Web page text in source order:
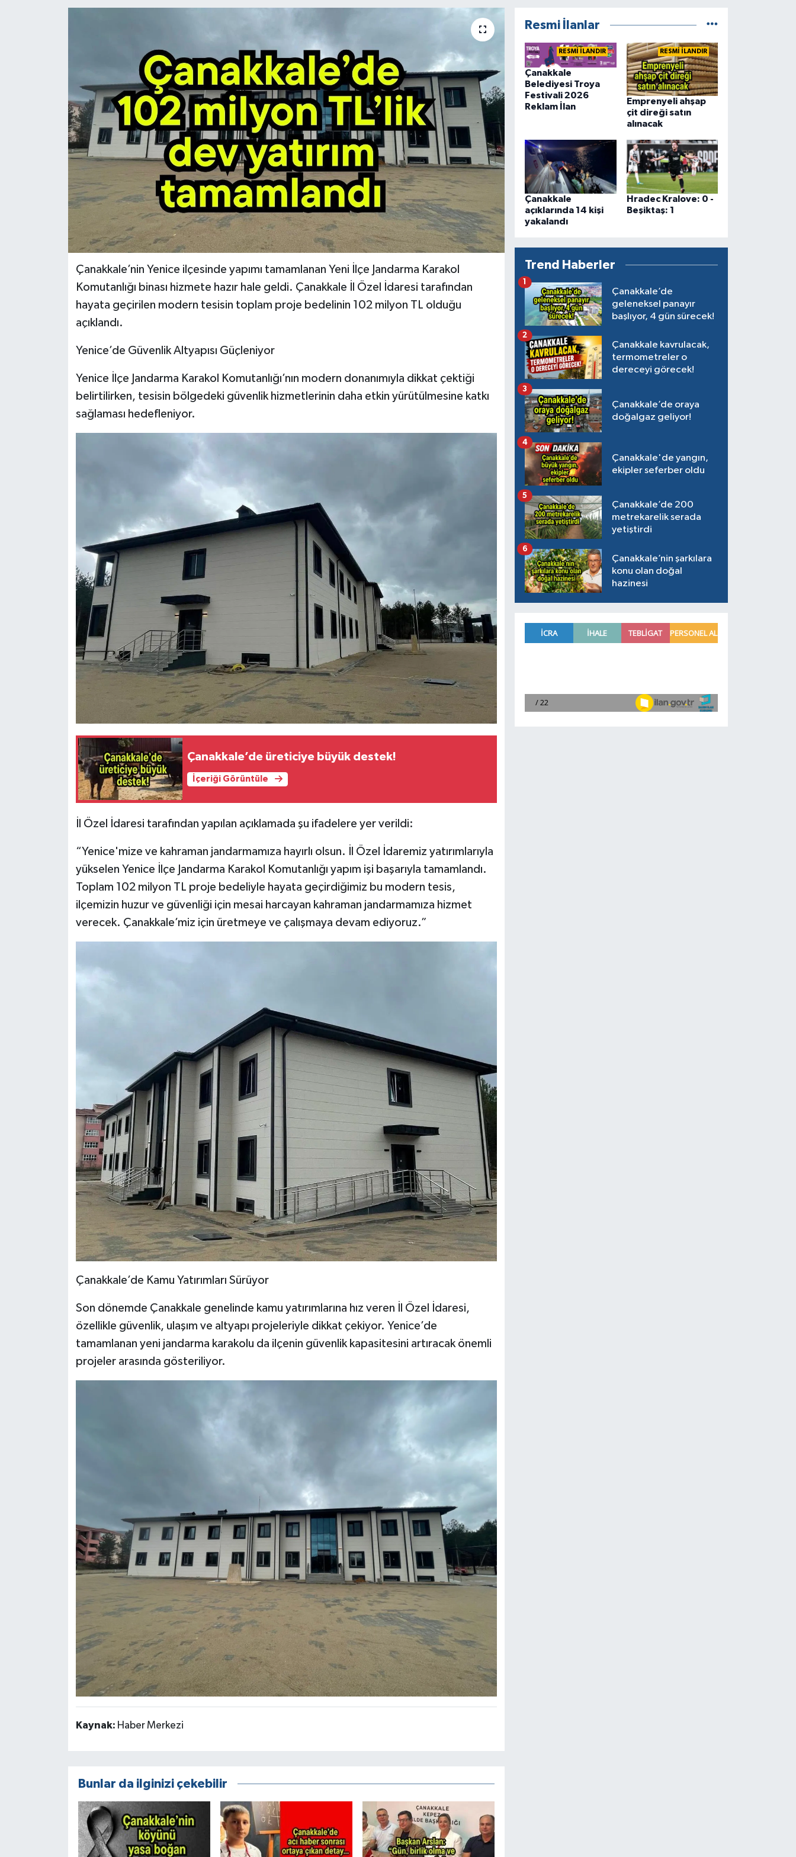
Çanakkale’nin Yenice ilçesinde yapımı tamamlanan Yeni İlçe Jandarma Karakol
Komutanlığı binası hizmete hazır hale geldi. Çanakkale İl Özel İdaresi tarafından
hayata geçirilen modern tesisin toplam proje bedelinin 102 milyon TL olduğu
açıklandı.
Yenice’de Güvenlik Altyapısı Güçleniyor
Yenice İlçe Jandarma Karakol Komutanlığı’nın modern donanımıyla dikkat çektiği
belirtilirken, tesisin bölgedeki güvenlik hizmetlerinin daha etkin yürütülmesine katkı
sağlaması hedefleniyor.
Çanakkale’de üreticiye büyük destek!
İçeriği Görüntüle
İl Özel İdaresi tarafından yapılan açıklamada şu ifadelere yer verildi:
“Yenice'mize ve kahraman jandarmamıza hayırlı olsun. İl Özel İdaremiz yatırımlarıyla
yükselen Yenice İlçe Jandarma Karakol Komutanlığı yapım işi başarıyla tamamlandı.
Toplam 102 milyon TL proje bedeliyle hayata geçirdiğimiz bu modern tesis,
ilçemizin huzur ve güvenliği için mesai harcayan kahraman jandarmamıza hizmet
verecek. Çanakkale’miz için üretmeye ve çalışmaya devam ediyoruz.”
Çanakkale’de Kamu Yatırımları Sürüyor
Son dönemde Çanakkale genelinde kamu yatırımlarına hız veren İl Özel İdaresi,
özellikle güvenlik, ulaşım ve altyapı projeleriyle dikkat çekiyor. Yenice’de
tamamlanan yeni jandarma karakolu da ilçenin güvenlik kapasitesini artıracak önemli
projeler arasında gösteriliyor.
Kaynak: Haber Merkezi
Bunlar da ilginizi çekebilir
Resmi İlanlar
RESMİ İLANDIR
Çanakkale
Belediyesi Troya
Festivali 2026
Reklam İlan
RESMİ İLANDIR
Emprenyeli ahşap
çit direği satın
alınacak
Çanakkale
açıklarında 14 kişi
yakalandı
Hradec Kralove: 0 -
Beşiktaş: 1
Trend Haberler
Çanakkale’de
geleneksel panayır
başlıyor, 4 gün sürecek!
1
Çanakkale kavrulacak,
termometreler o
dereceyi görecek!
2
Çanakkale’de oraya
doğalgaz geliyor!
3
Çanakkale'de yangın,
ekipler seferber oldu
4
Çanakkale’de 200
metrekarelik serada
yetiştirdi
5
Çanakkale’nin şarkılara
konu olan doğal
hazinesi
6